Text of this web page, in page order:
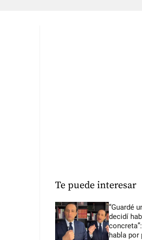
Te puede interesar
“Guardé
decidí
habla por